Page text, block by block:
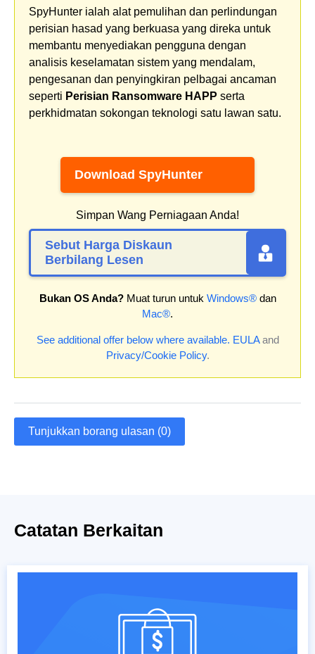
SpyHunter ialah alat pemulihan dan perlindungan
perisian hasad yang berkuasa yang direka untuk
membantu menyediakan pengguna dengan
analisis keselamatan sistem yang mendalam,
pengesanan dan penyingkiran pelbagai ancaman
seperti Perisian Ransomware HAPP serta
perkhidmatan sokongan teknologi satu lawan satu.
Download SpyHunter
Simpan Wang Perniagaan Anda!
Sebut Harga Diskaun
Berbilang Lesen
Bukan OS Anda?Muat turun untuk Windows®dan
Mac®.
See additional offer below where available. EULAand
Privacy/Cookie Policy.
Tunjukkan borang ulasan (0)
Catatan Berkaitan